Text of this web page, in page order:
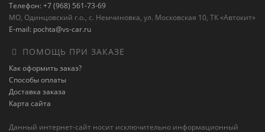
Телефон: +7 (968) 561-73-69
МО, Одинцовский г.о., с. Немчиновка, ул. Московская 10, ТК «Автокит»
E-mail: pochta@vs-car.ru
ПОМОЩЬ ПРИ ЗАКАЗЕ
Как оформить заказ?
Способы оплаты
Доставка заказа
Карта сайта
Данный интернет-сайт носит исключительно информационный